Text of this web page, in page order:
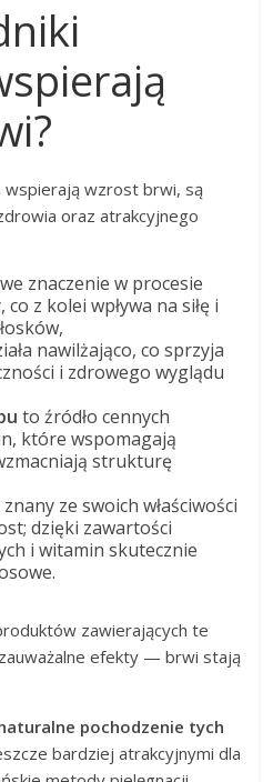
wspierają wzrost brwi, są
oraz atrakcyjnego
znaczenie w procesie
z kolei wpływa na siłę i
nawilżająco, co sprzyja
i zdrowego wyglądu
to źródło cennych
które wspomagają
strukturę
ze swoich właściwości
dzięki zawartości
i witamin skutecznie
zawierających te
efekty — brwi stają
pochodzenie tych
bardziej atrakcyjnymi dla